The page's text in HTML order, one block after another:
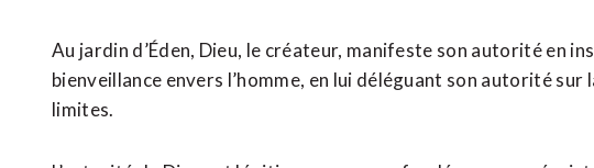
Au jardin d’Éden, Dieu, le créateur, manifeste son autorité en
bienveillance envers l’homme, en lui déléguant son autorité
limites.